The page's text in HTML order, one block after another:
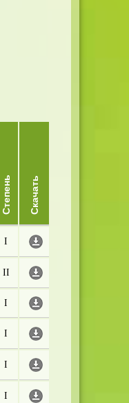
Степень Скачать
I
II
I
I
I
I